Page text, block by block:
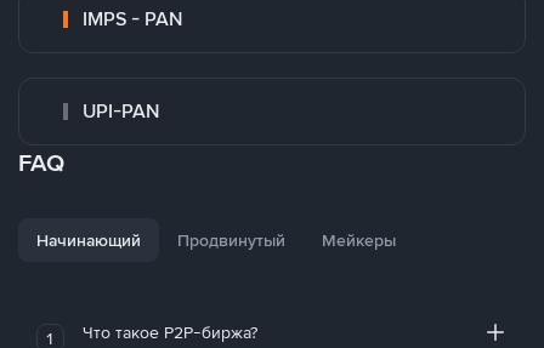
IMPS - PAN
UPI-PAN
FAQ
Начинающий Продвинутый Мейкеры
1 Что такое P2P-биржа?